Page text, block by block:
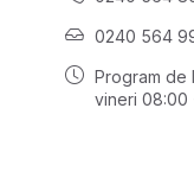
0240 564
Program de
vineri 08:00